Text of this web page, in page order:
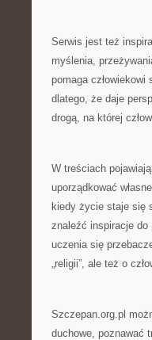
Serwis jest też
myślenia,
pomaga
dlatego, że daje
drogą, na której
W treściach
uporządkować
kiedy życie staje się
znaleźć inspiracje do
uczenia się
„religii”, ale też o
Szczepan.org.pl
duchowe, poznawać